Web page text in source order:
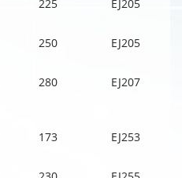
225 EJ205
250 EJ205
280 EJ207
173 EJ253